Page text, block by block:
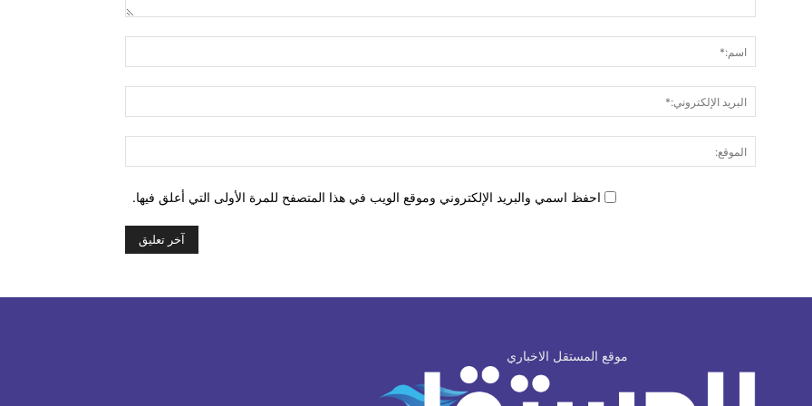
الإلكتروني:*
احفظ اسمي والبريد الإلكتروني وموقع الويب في هذا المتصفح للمرة الأولى التي أعلق فيها.
موقع المستقل الاخباري